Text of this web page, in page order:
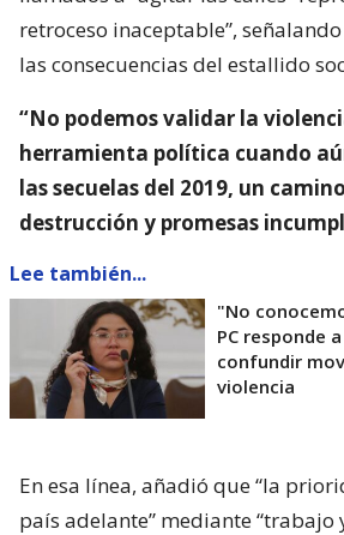
retroceso inaceptable”,
las consecuencias del estallido
“No podemos validar la
herramienta política cuando
las secuelas del 2019, un
destrucción y promesas
Lee también...
"No
PC responde
confundir
violencia
En esa línea, añadió que “la
país adelante” mediante “trabajo